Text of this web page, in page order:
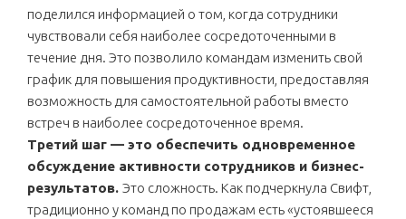
поделился информацией о том, когда сотрудники
чувствовали себя наиболее сосредоточенными в
течение дня. Это позволило командам изменить свой
график для повышения продуктивности, предоставляя
возможность для самостоятельной работы вместо
встреч в наиболее сосредоточенное время.
Третий шаг — это обеспечить одновременное
обсуждение активности сотрудников и бизнес-
результатов. Это сложность. Как подчеркнула Свифт,
традиционно у команд по продажам есть «устоявшееся